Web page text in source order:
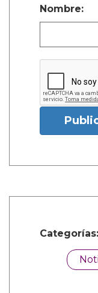
Nombre:
Categorías: